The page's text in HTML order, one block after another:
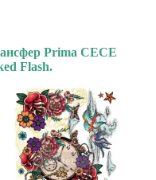
Prima CECE
Flash.